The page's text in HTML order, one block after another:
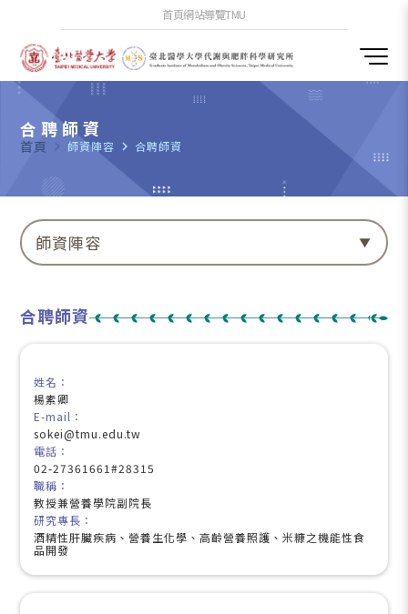
首頁網站導覽TMU
合聘師資
首頁 navigate_next 師資陣容 navigate_next 合聘師資
師資陣容
合聘師資
姓名：
楊素卿
E-mail：
sokei@tmu.edu.tw
電話：
02-27361661#28315
職稱：
教授兼營養學院副院長
研究專長：
酒精性肝臟疾病、營養生化學、高齡營養照護、米糠之機能性食
品開發